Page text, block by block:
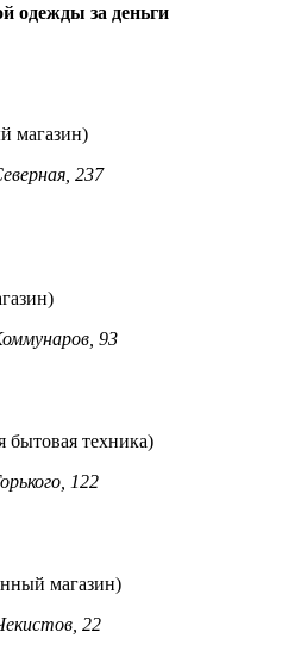
одежды за деньги
магазин)
237
93
бытовая техника)
122
магазин)
22